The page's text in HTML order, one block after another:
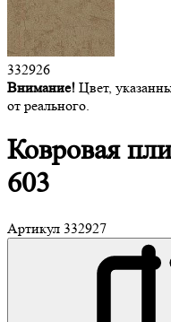
332926
Внимание! Цвет,
от реального.
Ковровая
603
Артикул 332927